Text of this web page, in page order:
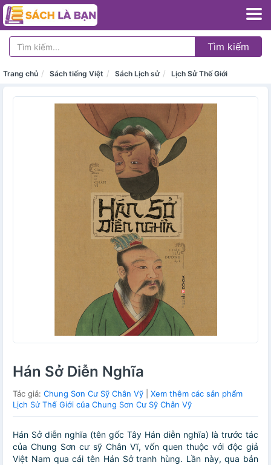
Tìm kiếm
Trang chủ Sách tiếng Việt Sách Lịch sử Lịch Sử Thế Giới
Hán Sở Diễn Nghĩa
Tác giả: Chung Sơn Cư Sỹ Chân Vỹ
Xem thêm các sản phẩm
Lịch Sử Thế Giới của Chung Sơn Cư Sỹ Chân Vỹ
Hán Sở diễn nghĩa (tên gốc Tây Hán diễn nghĩa) là trước tác
của Chung Sơn cư sỹ Chân Vĩ, vốn quen thuộc với độc giả
Việt Nam qua cái tên Hán Sở tranh hùng. Lần này, qua bản